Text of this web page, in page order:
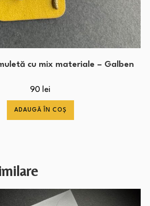
cu mix materiale – Galben
90 lei
ADAUGĂ ÎN COȘ